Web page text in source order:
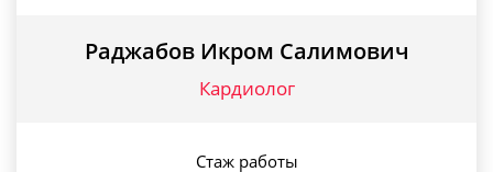
Раджабов Икром Салимович
Кардиолог
Стаж работы